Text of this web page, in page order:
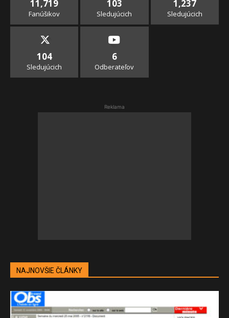
11,719
Fanúšikov
103
Sledujúcich
1,237
Sledujúcich
104
Sledujúcich
6
Odberateľov
Reklama
NAJNOVŠIE ČLÁNKY